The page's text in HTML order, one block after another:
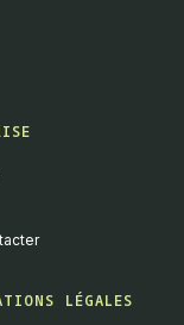
LÉGALES